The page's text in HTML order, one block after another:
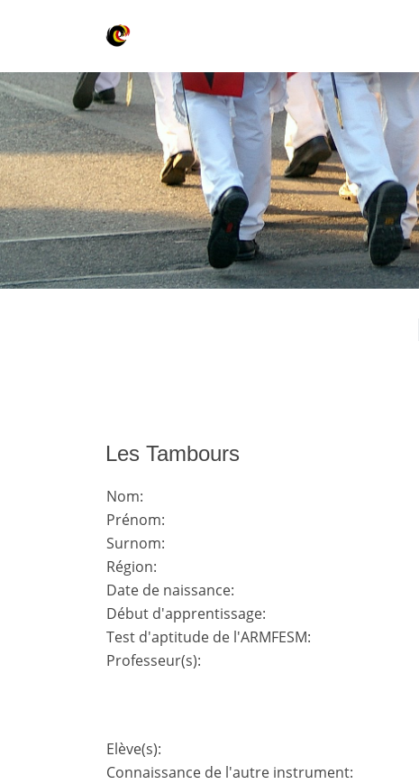
Les Tambours
Nom:
Prénom:
Surnom:
Région:
Date de naissance:
Début d'apprentissage:
Test d'aptitude de l'ARMFESM:
Professeur(s):
Elève(s):
Connaissance de l'autre instrument: